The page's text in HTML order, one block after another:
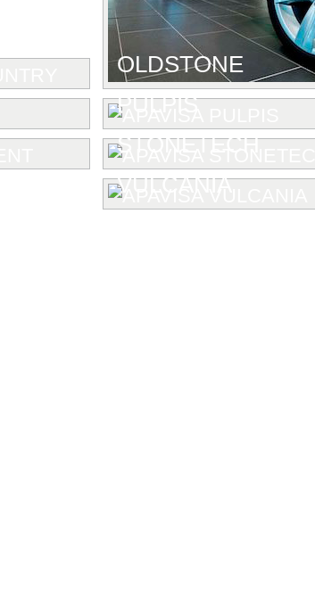
OLDSTONE
PULPIS
STONETECH
VULCANIA